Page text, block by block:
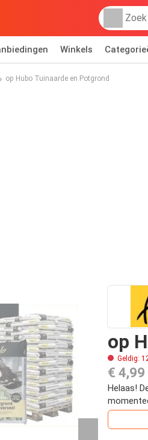
Winkels
op Hubo Tuinaarde en Potgrond
op
Geldig:
€ 4,99
Helaas!